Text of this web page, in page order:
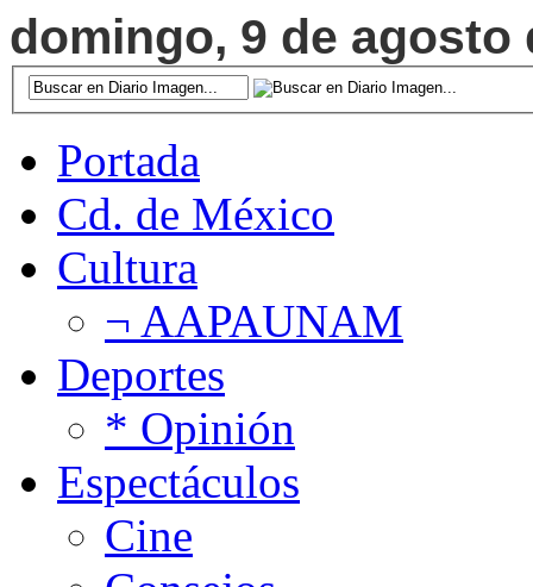
domingo, 9 de agosto
Portada
Cd. de México
Cultura
¬ AAPAUNAM
Deportes
* Opinión
Espectáculos
Cine